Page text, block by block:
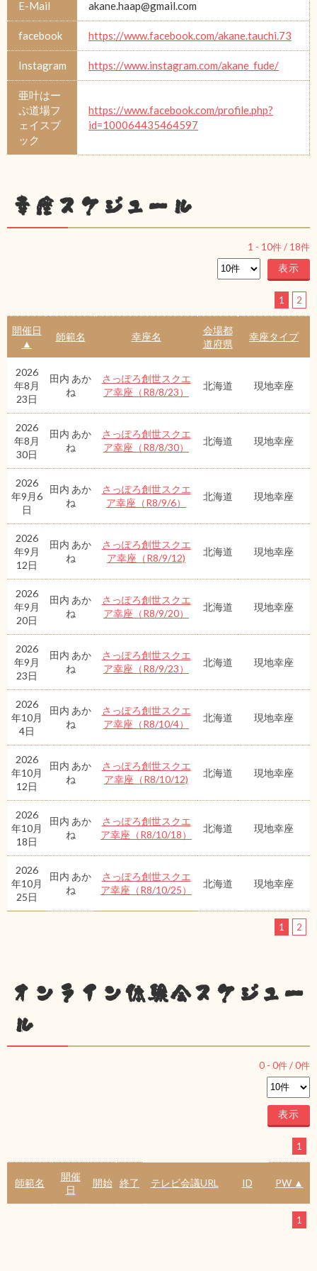
E-Mail akane.haap@gmail.com
facebook https://www.facebook.com/akane.tauchi.73
Instagram https://www.instagram.com/akane_fude/
亜叶はー
ぷ道場フ
ェイスブ
ック
https://www.facebook.com/profile.php?
id=100064435464597
幸座スケジュール
1 - 10件 / 18件
1 2
開催日
▲
師範名 幸座名
会場都
道府県
幸座タイプ
2026
年8月
23日
田内 あか
ね
さっぽろ創世スクエ
ア幸座（R8/8/23）
北海道 現地幸座
2026
年8月
30日
田内 あか
ね
さっぽろ創世スクエ
ア幸座（R8/8/30）
北海道 現地幸座
2026
年9月6
日
田内 あか
ね
さっぽろ創世スクエ
ア幸座（R8/9/6）
北海道 現地幸座
2026
年9月
12日
田内 あか
ね
さっぽろ創世スクエ
ア幸座（R8/9/12)
北海道 現地幸座
2026
年9月
20日
田内 あか
ね
さっぽろ創世スクエ
ア幸座（R8/9/20）
北海道 現地幸座
2026
年9月
23日
田内 あか
ね
さっぽろ創世スクエ
ア幸座（R8/9/23）
北海道 現地幸座
2026
年10月
4日
田内 あか
ね
さっぽろ創世スクエ
ア幸座（R8/10/4）
北海道 現地幸座
2026
年10月
12日
田内 あか
ね
さっぽろ創世スクエ
ア幸座（R8/10/12)
北海道 現地幸座
2026
年10月
18日
田内 あか
ね
さっぽろ創世スクエ
ア幸座（R8/10/18）
北海道 現地幸座
2026
年10月
25日
田内 あか
ね
さっぽろ創世スクエ
ア幸座（R8/10/25）
北海道 現地幸座
1 2
オンライン体験会スケジュー
ル
0 - 0件 /0件
1
師範名
開催
日
開始 終了 テレビ会議URL ID PW ▲
1